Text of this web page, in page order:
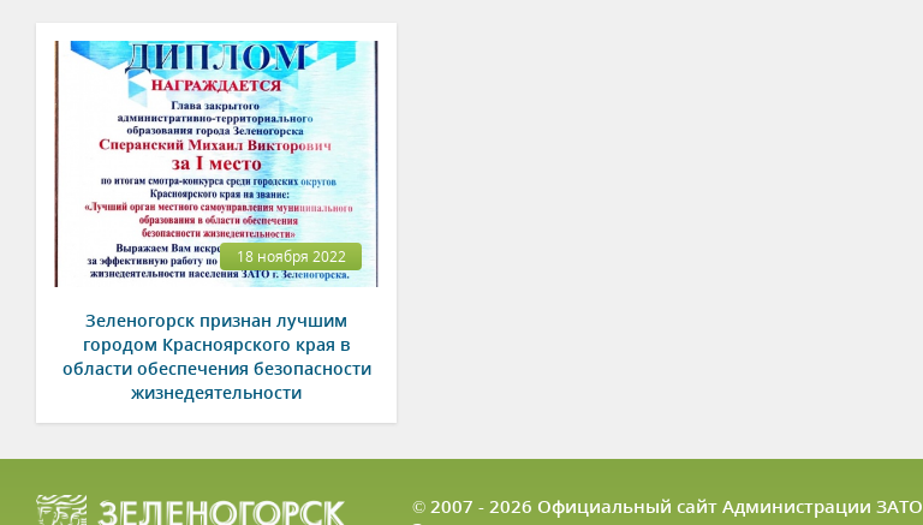
18 ноября 2022
Зеленогорск признан лучшим
городом Красноярского края в
области обеспечения безопасности
жизнедеятельности
© 2007 - 2026 Официальный сайт Администрации ЗАТО